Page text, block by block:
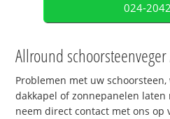
024-
Allround schoorsteenveger
Problemen met uw
dakkapel of zonnepanelen laten
neem direct contact met ons op